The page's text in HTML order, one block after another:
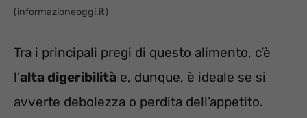
(informazioneoggi.it)
Tra i principali pregi di questo alimento, c’è
l’alta digeribilità e, dunque, è ideale se si
avverte debolezza o perdita dell’appetito.